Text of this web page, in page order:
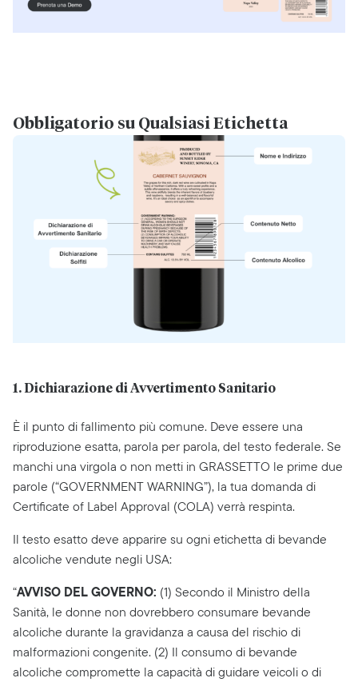
Obbligatorio su Qualsiasi Etichetta
1. Dichiarazione di Avvertimento Sanitario
È il punto di fallimento più comune. Deve essere una
riproduzione esatta, parola per parola, del testo federale. Se
manchi una virgola o non metti in GRASSETTO le prime due
parole (“GOVERNMENT WARNING”), la tua domanda di
Certificate of Label Approval (COLA) verrà respinta.
Il testo esatto deve apparire su ogni etichetta di bevande
alcoliche vendute negli USA:
“AVVISO DEL GOVERNO: (1) Secondo il Ministro della
Sanità, le donne non dovrebbero consumare bevande
alcoliche durante la gravidanza a causa del rischio di
malformazioni congenite. (2) Il consumo di bevande
alcoliche compromette la capacità di guidare veicoli o di